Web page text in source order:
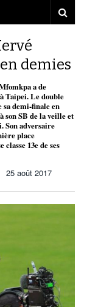
demies
a de
Taipei. Le double
sa demi-finale en
son SB de la veille et
Son adversaire
place
13e de ses
25 août 2017